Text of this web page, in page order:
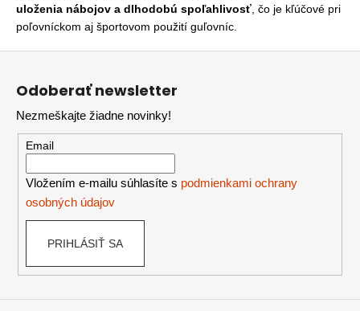
uloženia nábojov a dlhodobú spoľahlivosť , čo je kľúčové pri
poľovníckom aj športovom použití guľovníc.
Z
Odoberať newsletter
Nezmeškajte žiadne novinky!
Email
Vložením e-mailu súhlasíte s podmienkami ochrany
osobných údajov
PRIHLÁSIŤ SA